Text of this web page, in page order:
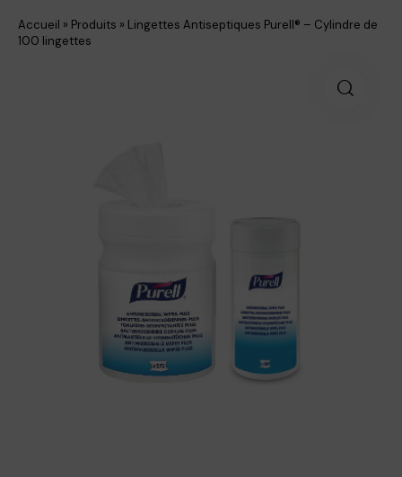
Accueil » Produits » Lingettes Antiseptiques Purell® – Cylindre de
100 lingettes